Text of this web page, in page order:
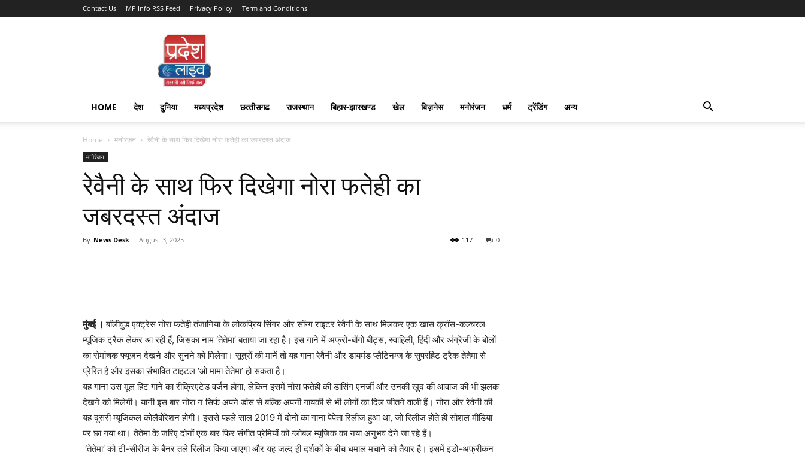
Contact Us MP Info RSS Feed Privacy Policy Term and Conditions
Pradesh
Live
HOME देश दुनिया मध्यप्रदेश छत्‍तीसगढ राजस्‍थान बिहार-झारखण्‍ड खेल बिज़नेस मनोरंजन धर्म ट्रेंडिंग अन्य
Home मनोरंजन रेवैनी के साथ फिर दिखेगा नोरा फतेही का जबरदस्त अंदाज
मनोरंजन
रेवैनी के साथ फिर दिखेगा नोरा फतेही का
जबरदस्त अंदाज
By News Desk - August 3, 2025 0
117
मुंबई । बॉलीवुड एक्ट्रेस नोरा फतेही तंजानिया के लोकप्रिय सिंगर और सॉन्ग राइटर रेवैनी के साथ मिलकर एक खास क्रॉस-कल्चरल
म्यूजिक ट्रैक लेकर आ रही हैं, जिसका नाम ‘तेतेमा’ बताया जा रहा है। इस गाने में अफ्रो-बोंगो बीट्स, स्वाहिली, हिंदी और अंग्रेजी के बोलों
का रोमांचक फ्यूजन देखने और सुनने को मिलेगा। सूत्रों की मानें तो यह गाना रेवैनी और डायमंड प्लैटिनम्ज के सुपरहिट ट्रैक तेतेमा से
प्रेरित है और इसका संभावित टाइटल ‘ओ मामा तेतेमा’ हो सकता है।
यह गाना उस मूल हिट गाने का रीक्रिएटेड वर्जन होगा, लेकिन इसमें नोरा फतेही की डांसिंग एनर्जी और उनकी खुद की आवाज की भी झलक
देखने को मिलेगी। यानी इस बार नोरा न सिर्फ अपने डांस से बल्कि अपनी गायकी से भी लोगों का दिल जीतने वाली हैं। नोरा और रेवैनी की
यह दूसरी म्यूजिकल कोलैबोरेशन होगी। इससे पहले साल 2019 में दोनों का गाना पेपेता रिलीज हुआ था, जो रिलीज होते ही सोशल मीडिया
पर छा गया था। तेतेमा के जरिए दोनों एक बार फिर संगीत प्रेमियों को ग्लोबल म्यूजिक का नया अनुभव देने जा रहे हैं।
‘तेतेमा’ को टी-सीरीज के बैनर तले रिलीज किया जाएगा और यह जल्द ही दर्शकों के बीच धमाल मचाने को तैयार है। इसमें इंडो-अफ्रीकन